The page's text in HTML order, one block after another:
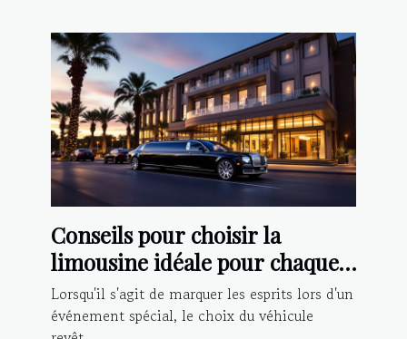
Conseils pour choisir la
limousine idéale pour chaque
type d'événement
Lorsqu'il s'agit de marquer les esprits lors d'un
événement spécial, le choix du véhicule